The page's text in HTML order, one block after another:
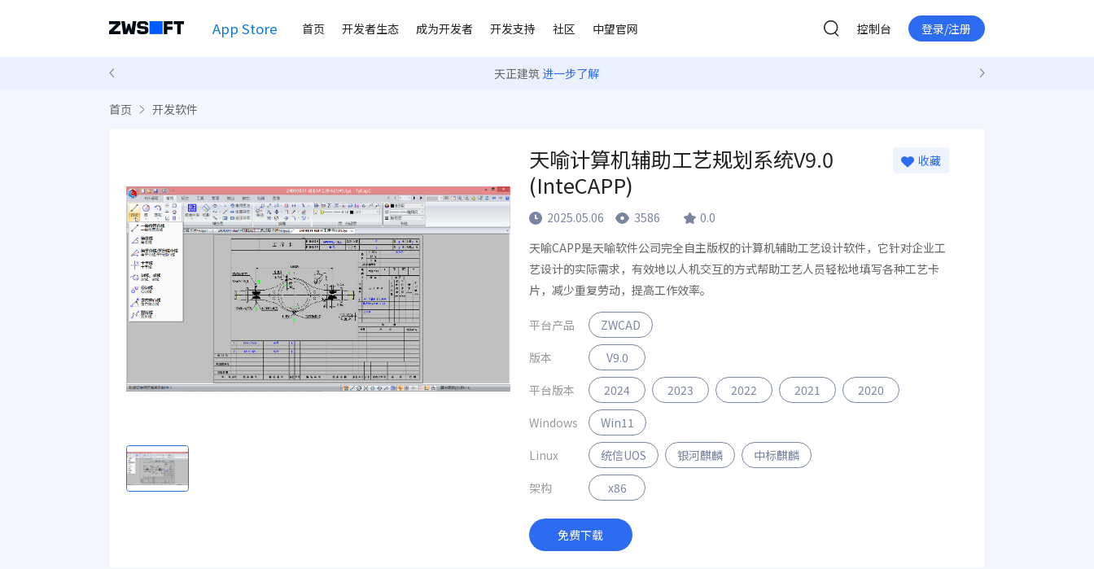
App Store 首页 开发者生态 成为开发者 开发支持 社区 中望官网 控制台 登录/注册
天正建筑 进一步了解
首页 开发软件
天喻计算机辅助工艺规划系统V9.0
(InteCAPP)
收藏
2025.05.06 3586
0.0
天喻CAPP是天喻软件公司完全自主版权的计算机辅助工艺设计软件，它针对企业工
艺设计的实际需求，有效地以人机交互的方式帮助工艺人员轻松地填写各种工艺卡
片，减少重复劳动，提高工作效率。
平台产品
ZWCAD
版本
V9.0
平台版本
2024 2023 2022 2021
2020
Windows
Win11
Linux
统信UOS 银河麒麟
中标麒麟
架构
x86
免费下载